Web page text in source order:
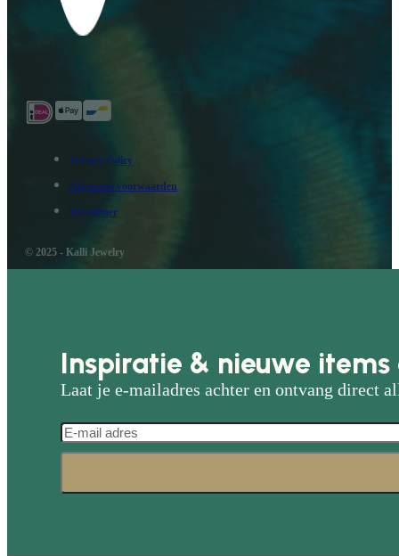
Privacy Policy
Algemene voorwaarden
Disclaimer
© 2025 - Kalli Jewelry
Inspiratie & nieuwe
Laat je e-mailadres achter en ontvang direct